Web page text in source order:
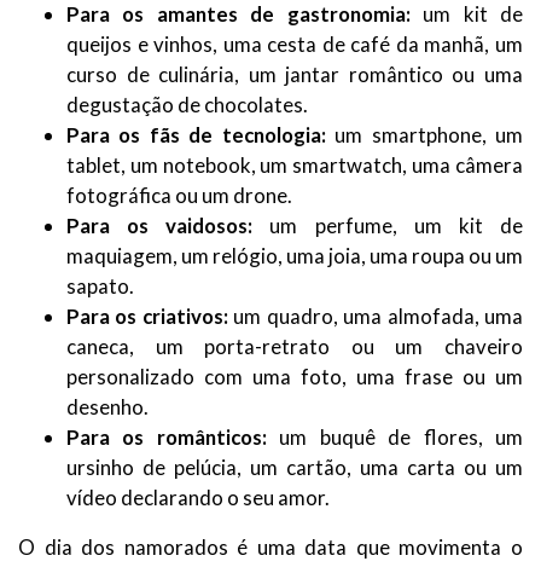
Para os amantes de gastronomia: um kit de
queijos e vinhos, uma cesta de café da manhã, um
curso de culinária, um jantar romântico ou uma
degustação de chocolates.
Para os fãs de tecnologia:um smartphone, um
tablet, um notebook, um smartwatch, uma câmera
fotográfica ou um drone.
Para os vaidosos: um perfume, um kit de
maquiagem, um relógio, uma joia, uma roupa ou um
sapato.
Para os criativos: um quadro, uma almofada, uma
caneca, um porta-retrato ou um chaveiro
personalizado com uma foto, uma frase ou um
desenho.
Para os românticos: um buquê de flores, um
ursinho de pelúcia, um cartão, uma carta ou um
vídeo declarando o seu amor.
O dia dos namorados é uma data que movimenta o